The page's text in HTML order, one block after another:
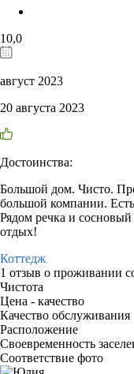
10,0
август 2023
20 августа 2023
Достоинства:
Большой дом. Чисто.
большой компании.
Рядом речка и
отдых!
Коттедж
1 отзыв о проживании
Чистота
Цена - качество
Качество обслуживания
Расположение
Своевременность
Соответствие фото